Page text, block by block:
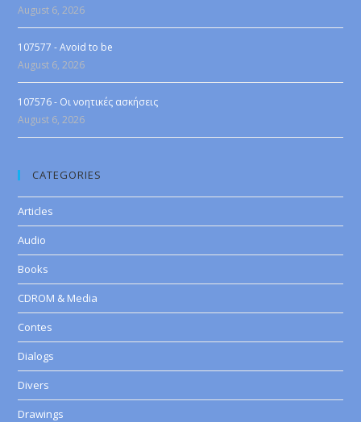
August 6, 2026
107577 - Avoid to be
August 6, 2026
107576 - Οι νοητικές ασκήσεις
August 6, 2026
CATEGORIES
Articles
Audio
Books
CDROM & Media
Contes
Dialogs
Divers
Drawings